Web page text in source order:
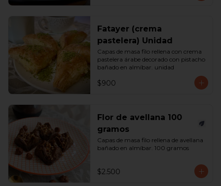
Fatayer (crema
pastelera) Unidad
Capas de masa filo rellena con crema
pastelera árabe decorado con pistacho
bañado en almíbar. unidad
$900
Flor de avellana 100
gramos
Capas de masa filo rellena de avellana
bañado en almíbar. 100 gramos
$2.500